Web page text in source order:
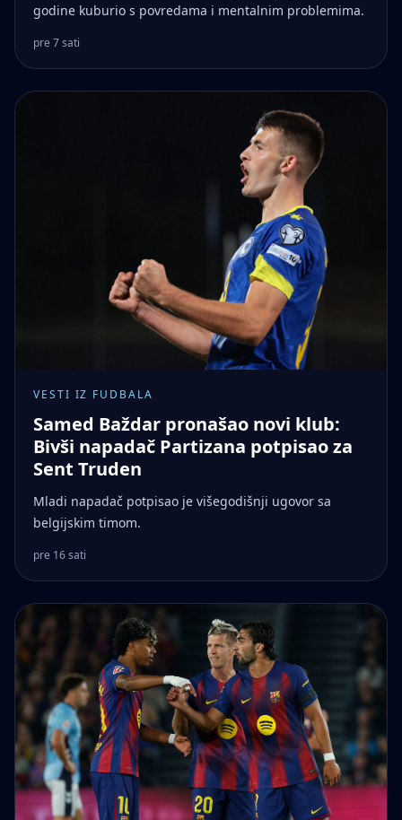
godine kuburio s povredama i mentalnim problemima.
pre 7 sati
VESTI IZ FUDBALA
Samed Baždar pronašao novi klub:
Bivši napadač Partizana potpisao za
Sent Truden
Mladi napadač potpisao je višegodišnji ugovor sa
belgijskim timom.
pre 16 sati